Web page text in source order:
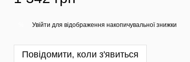
Увійти для відображення накопичувальної знижки
Повідомити, коли з'явиться